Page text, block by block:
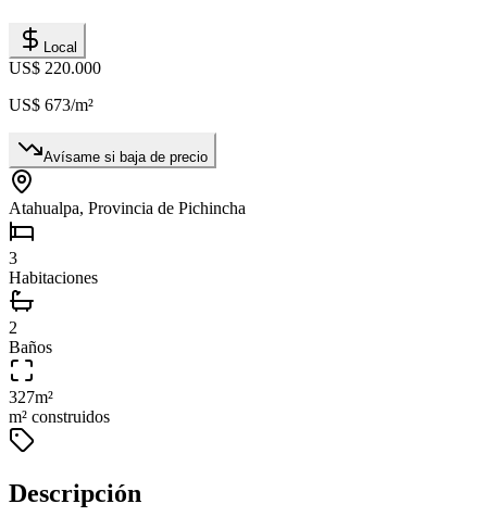
Local
US$ 220.000
US$ 673/m²
Avísame si baja de precio
Atahualpa, Provincia de Pichincha
3
Habitaciones
2
Baños
327m²
m² construidos
Descripción